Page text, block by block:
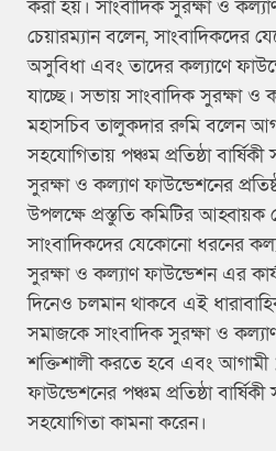
করা হয়। সাংবাদিক সুরক্ষা ও
চেয়ারম্যান বলেন, সাংবাদিকদের
অসুবিধা এবং তাদের কল্যাণে
যাচ্ছে। সভায় সাংবাদিক সুরক্ষা ও
মহাসচিব তালুকদার রুমি বলেন
সহযোগিতায় পঞ্চম প্রতিষ্ঠা
সুরক্ষা ও কল্যাণ ফাউন্ডেশনের
উপলক্ষে প্রস্তুতি কমিটির
সাংবাদিকদের যেকোনো ধরনের
সুরক্ষা ও কল্যাণ ফাউন্ডেশন এর
দিনেও চলমান থাকবে এই
সমাজকে সাংবাদিক সুরক্ষা ও
শক্তিশালী করতে হবে এবং
ফাউন্ডেশনের পঞ্চম প্রতিষ্ঠা
সহযোগিতা কামনা করেন।